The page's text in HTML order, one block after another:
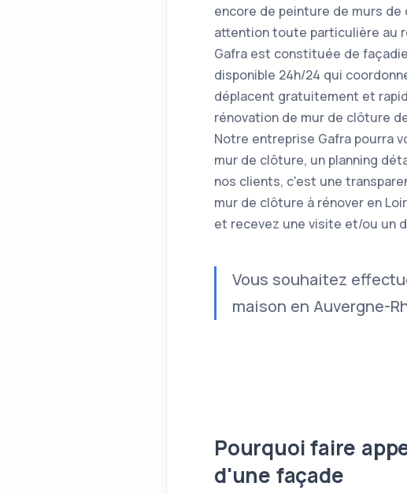
encore de peinture de murs
attention toute particulière au
Gafra est constituée de
disponible 24h/24 qui
déplacent gratuitement et
rénovation de mur de clôture
Notre entreprise Gafra pourra
mur de clôture, un planning
nos clients, c'est une
mur de clôture à rénover en
et recevez une visite et/ou un
Vous souhaitez
maison en Auvergne-
Pourquoi faire
d'une façade